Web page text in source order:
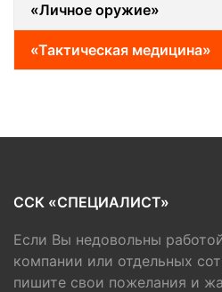
«Личное оружие»
«Тактическая медицина»
ССК «СПЕЦИАЛИСТ»
Если Вы недовольны
компании или отдельных
пишите свои пожелания и